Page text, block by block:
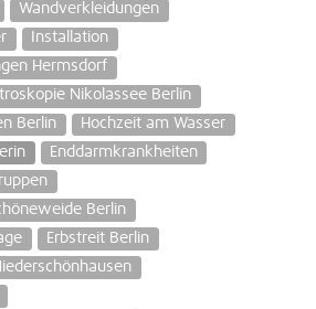
Wandverkleidungen
Installation
Hermsdorf
Nikolassee Berlin
Berlin
Hochzeit am Wasser
Enddarmkrankheiten
Berlin
Erbstreit Berlin